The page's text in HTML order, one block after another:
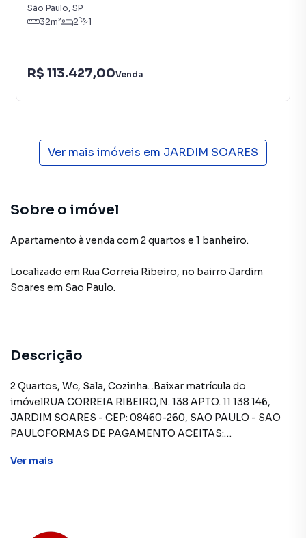
São Paulo, SP
32m² 2 1
R$ 113.427,00Venda
Ver mais imóveis em JARDIM SOARES
Sobre o imóvel
Apartamento à venda com 2 quartos e 1 banheiro.
Localizado em Rua Correia Ribeiro, no bairro Jardim
Soares em Sao Paulo.
Descrição
2 Quartos, Wc, Sala, Cozinha. .Baixar matrícula do
imóvelRUA CORREIA RIBEIRO,N. 138 APTO. 11 138 146,
JARDIM SOARES - CEP: 08460-260, SAO PAULO - SAO
PAULOFORMAS DE PAGAMENTO ACEITAS:
próprios).REGRAS PARA PAGAMENTO DAS DESPESAS
Ver mais